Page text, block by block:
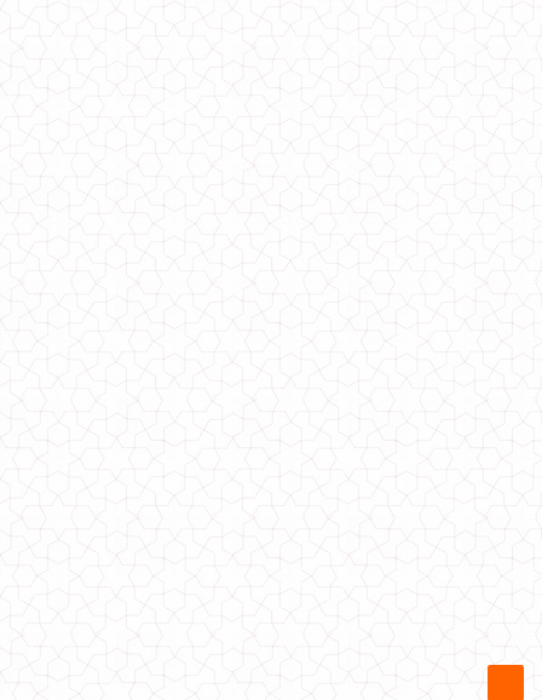
Трикотажная юбка миди для полных
600.00грн.
Стильная трикотажная юбка клеш миди большого размера
820.00грн.
Трикотажная юбка с лампасами